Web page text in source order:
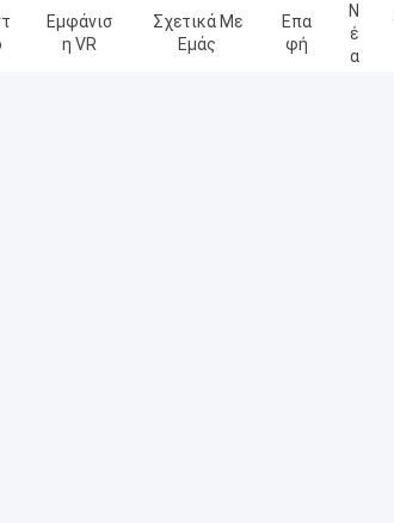
Εμφάνισ
Η VR
Σχετικά Με
Εμάς
Επα
Φή
Ν
Έ
Α